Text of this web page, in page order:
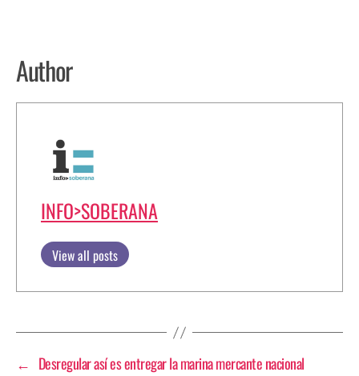
Author
INFO>SOBERANA
View all posts
← Desregular así es entregar la marina mercante nacional